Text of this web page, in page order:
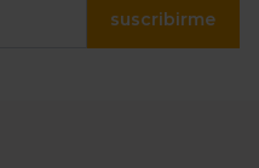
suscribirme